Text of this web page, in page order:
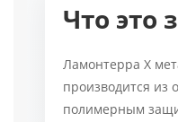
Что это
Ламонтерра X
производится из
полимерным